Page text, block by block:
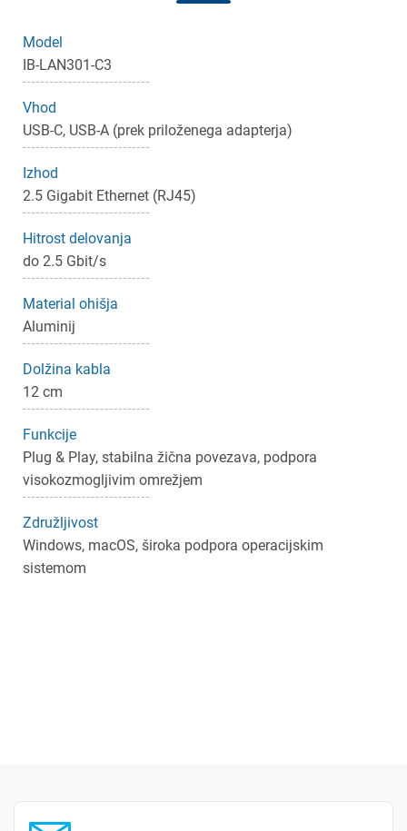
Model
IB-LAN301-C3
Vhod
USB-C, USB-A (prek priloženega adapterja)
Izhod
2.5 Gigabit Ethernet (RJ45)
Hitrost delovanja
do 2.5 Gbit/s
Material ohišja
Aluminij
Dolžina kabla
12 cm
Funkcije
Plug & Play, stabilna žična povezava, podpora
visokozmogljivim omrežjem
Združljivost
Windows, macOS, široka podpora operacijskim
sistemom
Prijava
Za dodajanje na seznam želja morate biti prijavljeni.
Prekliči